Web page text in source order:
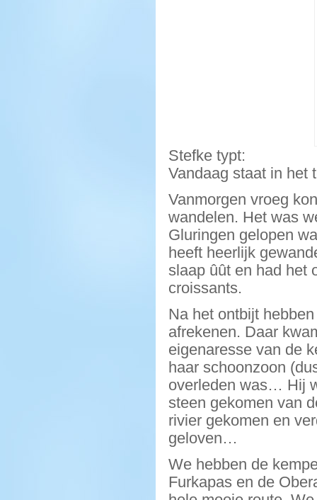
Stefke typt:
Vandaag staat in het
Vanmorgen vroeg
wandelen. Het was
Gluringen gelopen
heeft heerlijk
slaap ûût en had het
croissants.
Na het ontbijt
afrekenen. Daar
eigenaresse van de
haar schoonzoon
overleden was… Hij
steen gekomen van
rivier gekomen en
geloven…
We hebben de
Furkapas en de